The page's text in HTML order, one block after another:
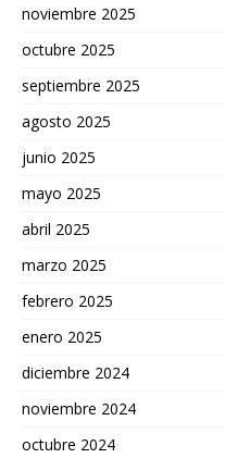
noviembre 2025
octubre 2025
septiembre 2025
agosto 2025
junio 2025
mayo 2025
abril 2025
marzo 2025
febrero 2025
enero 2025
diciembre 2024
noviembre 2024
octubre 2024